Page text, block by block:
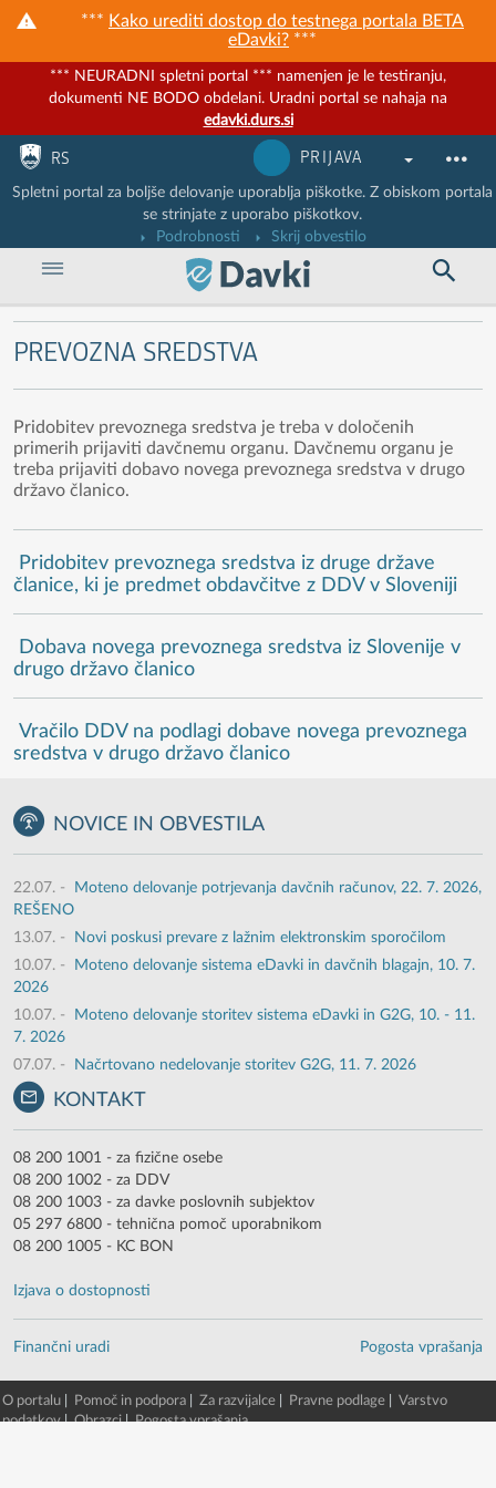
*** Kako urediti dostop do testnega portala BETA
eDavki? ***
*** NEURADNI spletni portal *** namenjen je le testiranju,
dokumenti NE BODO obdelani. Uradni portal se nahaja na
edavki.durs.si
Nadaljuj na vsebino
Nadaljuj na vsebino zaprtega portala
RS PRIJAVA
Spletni portal za boljše delovanje uporablja piškotke. Z obiskom portala
se strinjate z uporabo piškotkov.
Podrobnosti
Skrij obvestilo
PREVOZNA SREDSTVA
Pridobitev prevoznega sredstva je treba v določenih
primerih prijaviti davčnemu organu. Davčnemu organu je
treba prijaviti dobavo novega prevoznega sredstva v drugo
državo članico.
Pridobitev prevoznega sredstva iz druge države
članice, ki je predmet obdavčitve z DDV v Sloveniji
Dobava novega prevoznega sredstva iz Slovenije v
drugo državo članico
Vračilo DDV na podlagi dobave novega prevoznega
sredstva v drugo državo članico
NOVICE IN OBVESTILA
22.07. -
Moteno delovanje potrjevanja davčnih računov, 22. 7. 2026,
REŠENO
13.07. -
Novi poskusi prevare z lažnim elektronskim sporočilom
10.07. -
Moteno delovanje sistema eDavki in davčnih blagajn, 10. 7.
2026
10.07. -
Moteno delovanje storitev sistema eDavki in G2G, 10. - 11.
7. 2026
07.07. - Načrtovano nedelovanje storitev G2G, 11. 7. 2026
KONTAKT
08 200 1001 - za fizične osebe
08 200 1002 - za DDV
08 200 1003 - za davke poslovnih subjektov
05 297 6800 - tehnična pomoč uporabnikom
08 200 1005 - KC BON
Izjava o dostopnosti
Finančni uradi Pogosta vprašanja
O portalu Pomoč in podpora Za razvijalce Pravne podlage
Varstvo
podatkov|Obrazci|Pogosta vprašanja